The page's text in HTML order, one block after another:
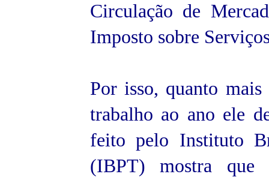
Circulação de
Imposto sobre
Por isso, quanto
trabalho ao ano ele
feito pelo Instituto
(IBPT) mostra que